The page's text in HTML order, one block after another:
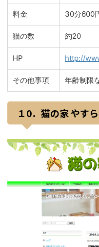
料金 30分600
猫の数 約20
HP http://
その他事項 年齢制限
１0．猫の家 やす